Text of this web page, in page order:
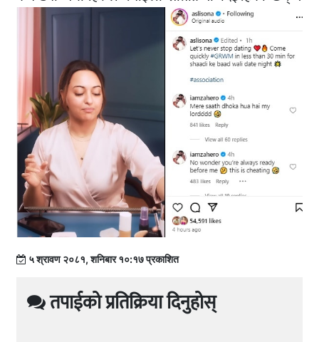
५ श्रावण २०८१, शनिबार १०:१७ प्रकाशित
तपाईको प्रतिक्रिया दिनुहोस्